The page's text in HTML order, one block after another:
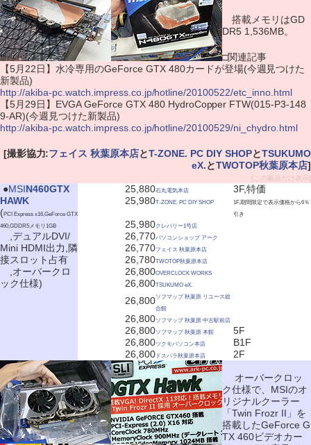
搭載メモリはGD
DR5 1,536MB。
□関連記事
【5月22日】水冷専用のGeForce GTX 480カードが登場(今週見つけた
新製品)
http://akiba-pc.watch.impress.co.jp/hotline/20100522/etc_inno.html
【5月29日】EVGA GeForce GTX 480 HydroCopper FTW(015-P3-148
9-AR)(今週見つけた新製品)
http://akiba-pc.watch.impress.co.jp/hotline/20100529/ni_chydro.html
[撮影協力:フェイス 秋葉原本店とT-ZONE. PC DIY SHOPとTSUKUMO
eX.とTWOTOP秋葉原本店]
[この製品だけ表示]
●MSIN460GTX
HAWK
(PCI Express x16,GeForce GTX
460,GDDR5メモリ1GB
,デュアルDVI/
Mini HDMI出力,隣
接スロット占有
,オーバークロ
ック仕様)
25,880石丸電気本店
3F,特価
25,980T-ZONE. PC DIY SHOP
1F,期間限定で表示価格から6％
引き
25,980クレバリー1号店
26,770パソコンショップ アーク
26,770フェイス 秋葉原本店
26,780TWOTOP秋葉原本店
26,800OVERCLOCK WORKS
26,800TSUKUMO eX.
26,800ソフマップ 秋葉原 リユース総
合館
26,800ソフマップ 秋葉原 中古駅前店
26,800ソフマップ 秋葉原 本館
5F
26,800ツクモパソコン本店
B1F
26,800 ドスパラ秋葉原本店 2F
オーバークロッ
ク仕様で、MSIのオ
リジナルクーラー
「Twin Frozr II」を
搭載したGeForce G
TX 460ビデオカー